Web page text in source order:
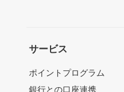
サービス
ポイントプログラム
銀行との口座連携